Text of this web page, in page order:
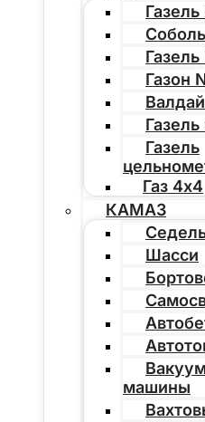
Газель
Газель
Газон
Газель
Газ 4х4
КАМАЗ
Шасси
машины